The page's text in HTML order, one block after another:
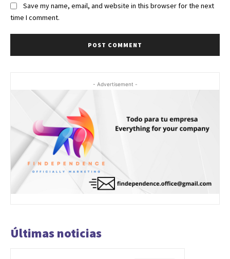
Save my name, email, and website in this browser for the next
time I comment.
- Advertisement -
Últimas noticias